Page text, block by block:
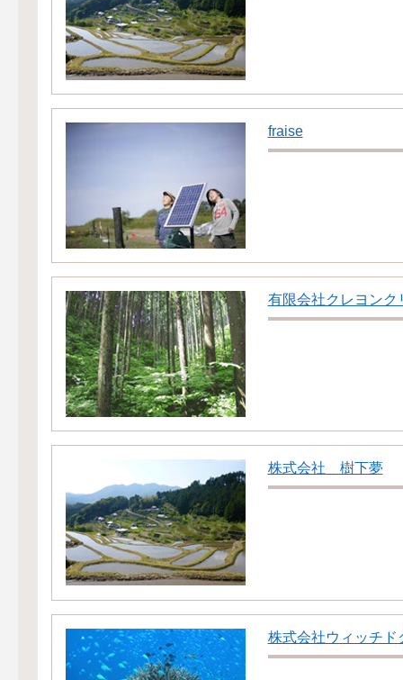
fraise
有限会社クレヨンク
株式会社 樹下夢
株式会社ウィッチド